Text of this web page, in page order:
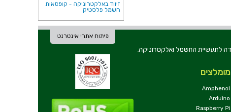
זיווד באלקטרוניקה - קופסאות
חשמל פלסטיק
פיתוח אתרי אינטרנט
וכלי עבודה לתעשיית החשמל ואלקטרוניקה.
Amphenol
Arduino
Raspberry Pi